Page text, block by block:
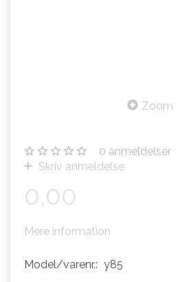
Zoom
0 anmeldelser
Skriv anmeldelse
0,00
Mere information
Model/varenr.: y85